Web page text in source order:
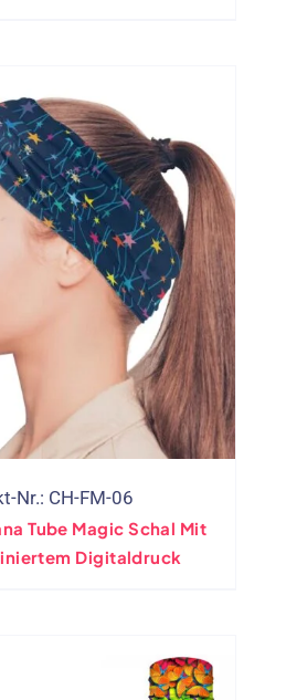
Nr.: CH-FM-06
Tube Magic Schal Mit
Digitaldruck